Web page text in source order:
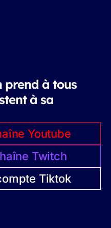
prend à tous
à sa
Youtube
Twitch
Tiktok